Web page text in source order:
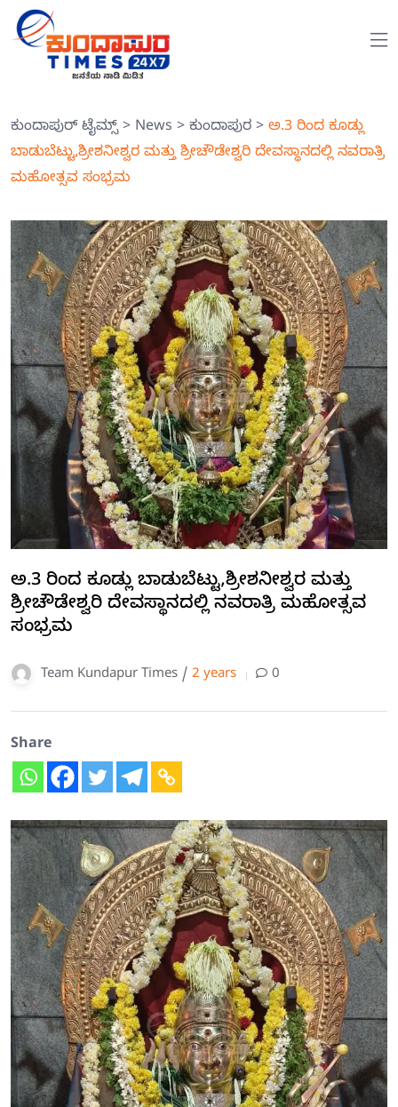
ಕುಂದಾಪುರ್ ಟೈಮ್ಸ್> News > ಕುಂದಾಪುರ > ಅ.3 ರಿಂದ ಕೂಡ್ಲು
ಬಾಡುಬೆಟ್ಟು,ಶ್ರೀಶನೀಶ್ವರ ಮತ್ತು ಶ್ರೀಚೌಡೇಶ್ವರಿ ದೇವಸ್ಥಾನದಲ್ಲಿ ನವರಾತ್ರಿ
ಮಹೋತ್ಸವ ಸಂಭ್ರಮ
ಅ.3 ರಿಂದ ಕೂಡ್ಲು ಬಾಡುಬೆಟ್ಟು,ಶ್ರೀಶನೀಶ್ವರ ಮತ್ತು
ಶ್ರೀಚೌಡೇಶ್ವರಿ ದೇವಸ್ಥಾನದಲ್ಲಿ ನವರಾತ್ರಿ ಮಹೋತ್ಸವ
ಸಂಭ್ರಮ
Team Kundapur Times / 2 years 0
Share